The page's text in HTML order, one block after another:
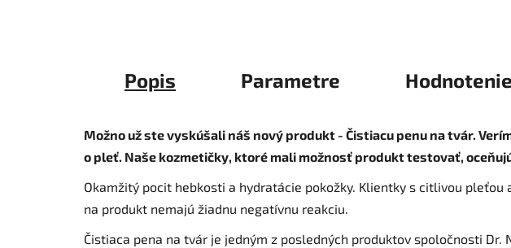
Popis Parametre Hodnotenie
Možno už ste vyskúšali náš nový produkt - Čistiacu penu na tvár.
o pleť. Naše kozmetičky, ktoré mali možnosť produkt testovať,
Okamžitý pocit hebkosti a hydratácie pokožky. Klientky s citlivou
na produkt nemajú žiadnu negatívnu reakciu.
Čistiaca pena na tvár je jedným z posledných produktov spoločnosti